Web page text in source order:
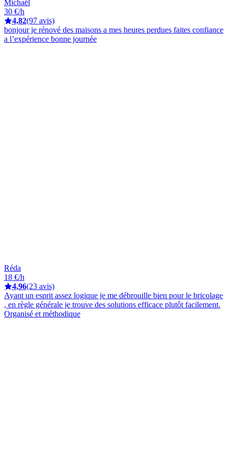
Michaël
30 €/h
4,82(97 avis)
bonjour je rénové des maisons a mes heures perdues faites confiance
a l’expérience bonne journée
Réda
18 €/h
4,96(23 avis)
Ayant un esprit assez logique je me débrouille bien pour le bricolage
, en règle générale je trouve des solutions efficace plutôt facilement.
Organisé et méthodique